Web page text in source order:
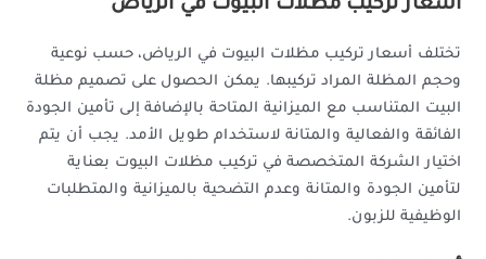
أسعار تركيب مظلات البيوت في الرياض
تختلف أسعار تركيب مظلات البيوت في الرياض، حسب نوعية
وحجم المظلة المراد تركيبها. يمكن الحصول على تصميم مظلة
البيت المتناسب مع الميزانية المتاحة بالإضافة إلى تأمين الجودة
الفائقة والفعالية والمتانة لاستخدام طويل الأمد. يجب أن يتم
اختيار الشركة المتخصصة في تركيب مظلات البيوت بعناية
لتأمين الجودة والمتانة وعدم التضحية بالميزانية والمتطلبات
الوظيفية للزبون.